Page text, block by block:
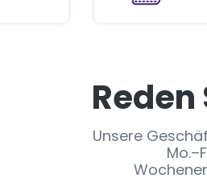
Unsere